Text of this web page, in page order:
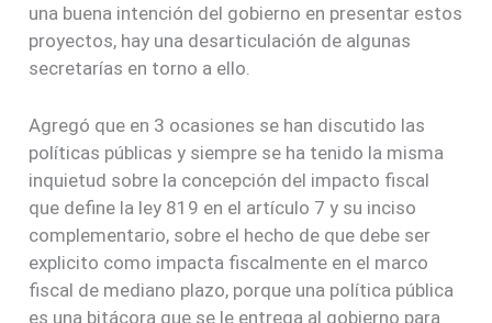
una buena intención del gobierno en presentar estos
proyectos, hay una desarticulación de algunas
secretarías en torno a ello.
Agregó que en 3 ocasiones se han discutido las
políticas públicas y siempre se ha tenido la misma
inquietud sobre la concepción del impacto fiscal
que define la ley 819 en el artículo 7 y su inciso
complementario, sobre el hecho de que debe ser
explicito como impacta fiscalmente en el marco
fiscal de mediano plazo, porque una política pública
es una bitácora que se le entrega al gobierno para